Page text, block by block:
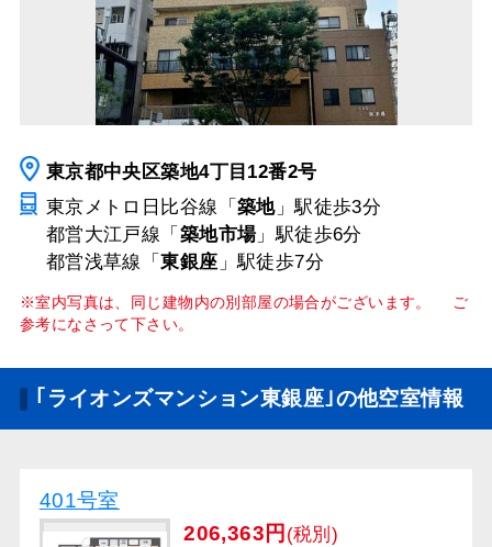
東京都中央区築地4丁目12番2号
東京メトロ日比谷線「 築地」駅徒歩3分
都営大江戸線「 築地市場」駅徒歩6分
都営浅草線「東銀座 」駅徒歩7分
※室内写真は、同じ建物内の別部屋の場合がございます。 ご
参考になさって下さい。
｢ライオンズマンション東銀座｣の他空室情報
401号室
206,363円 (税別)